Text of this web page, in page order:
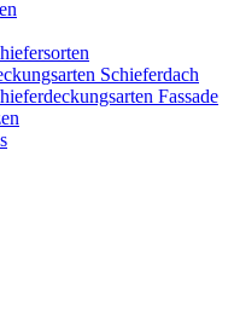
Schieferdach
Fassade